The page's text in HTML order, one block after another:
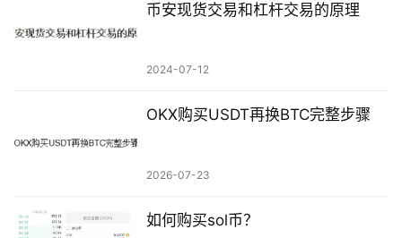
币安现货交易和杠杆交易的原理
2024-07-12
OKX购买USDT再换BTC完整步骤
2026-07-23
如何购买sol币？